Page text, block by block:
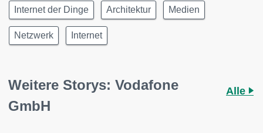
Internet der Dinge Architektur Medien
Netzwerk Internet
Weitere Storys: Vodafone
GmbH
Alle